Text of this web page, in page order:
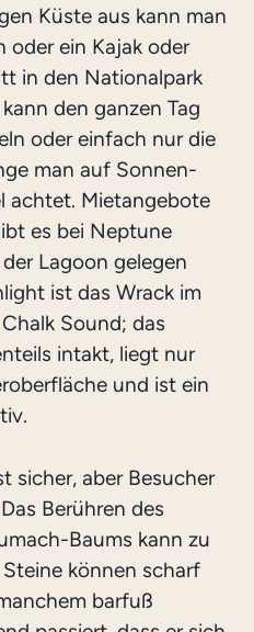
Küste aus kann man
oder ein Kajak oder
in den Nationalpark
den ganzen Tag
oder einfach nur die
man auf Sonnen-
achtet. Mietangebote
es bei Neptune
Lagoon gelegen
ist das Wrack im
Sound; das
intakt, liegt nur
und ist ein
sicher, aber Besucher
Berühren des
Baums kann zu
können scharf
barfuß